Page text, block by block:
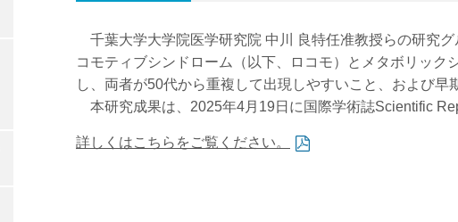
千葉大学大学院医学研究院 中川 良特任准教授らの研究
コモティブシンドローム（以下、ロコモ）とメタボリッ
し、両者が50代から重複して出現しやすいこと、および早
本研究成果は、2025年4月19日に国際学術誌Scientific
詳しくはこちらをご覧ください。